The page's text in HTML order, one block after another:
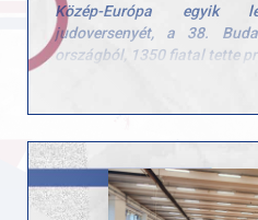
Csak így tovább! Hajrá GYAC!
Közép-Európa egyik
judoversenyét, a 38.
országból, 1350 fiatal tette
A GYAC judos csapata is
jégcsarnokában:
U23 Magyar Bajnokság
Vikol Ádám 2. helyezés
Madarász Marcell 9.